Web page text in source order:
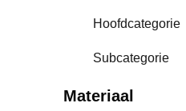
Hoofdcategorie
Subcategorie
Materiaal